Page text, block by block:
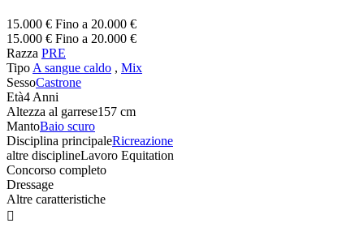
15.000 € Fino a 20.000 €
15.000 € Fino a 20.000 €
Razza PRE
Tipo A sangue caldo , Mix
SessoCastrone
Età4 Anni
Altezza al garrese157 cm
MantoBaio scuro
Disciplina principaleRicreazione
altre disciplineLavoro Equitation
Concorso completo
Dressage
Altre caratteristiche
